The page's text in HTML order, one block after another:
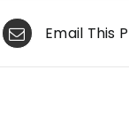
Email This